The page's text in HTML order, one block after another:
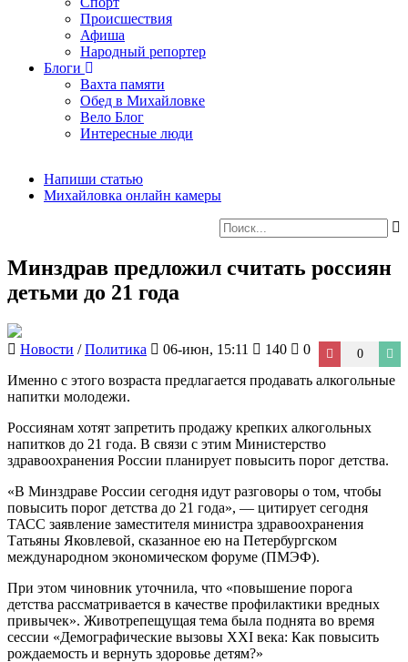
Происшествия
Афиша
Народный репортер
Блоги
Вахта памяти
Обед в Михайловке
Вело Блог
Интересные люди
Напиши статью
Михайловка онлайн камеры
Минздрав предложил считать россиян
детьми до 21 года
Новости /Политика 06-июн, 15:11 140 0 0
Именно с этого возраста предлагается продавать алкогольные
напитки молодежи.
Россиянам хотят запретить продажу крепких алкогольных
напитков до 21 года. В связи с этим Министерство
здравоохранения России планирует повысить порог детства.
«В Минздраве России сегодня идут разговоры о том, чтобы
повысить порог детства до 21 года», — цитирует сегодня
ТАСС заявление заместителя министра здравоохранения
Татьяны Яковлевой, сказанное ею на Петербургском
международном экономическом форуме (ПМЭФ).
При этом чиновник уточнила, что «повышение порога
детства рассматривается в качестве профилактики вредных
привычек». Животрепещущая тема была поднята во время
сессии «Демографические вызовы XXI века: Как повысить
рождаемость и вернуть здоровье детям?»